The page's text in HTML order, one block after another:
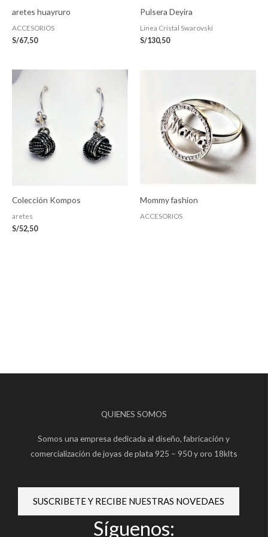
aretes huayruro
ACCESORIOS
S/67,50
Pulsera Deyira
Linea Cristal Swarovski
S/130,50
Colección Kompos
aretes
S/52,50
Mommy fashion
ACCESORIOS
QUIENES SOMOS
Somos una empresa dedicada al diseño, fabricación y
comercialización de joyas de plata 925 – 950 y oro 18klts
SUSCRIBETE Y RECIBE NUESTRAS NOVEDAES
Síguenos: